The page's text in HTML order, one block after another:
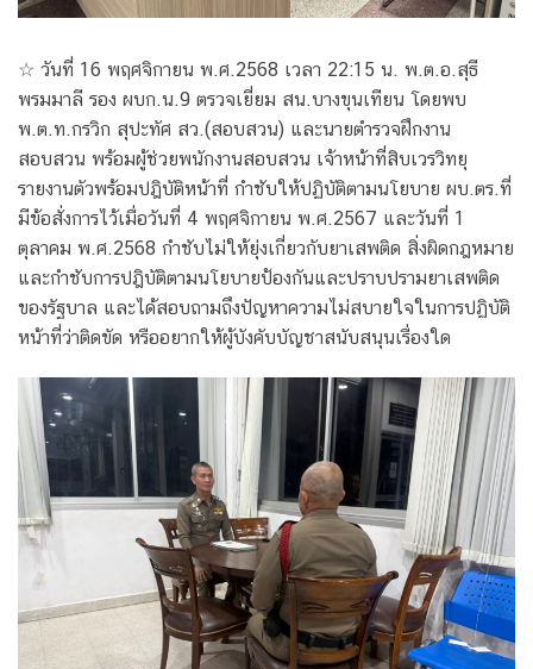
☆ วันที่ 16 พฤศจิกายน พ.ศ.2568 เวลา 22:15 น. พ.ต.อ.สุธี
พรมมาลี รอง ผบก.น.9 ตรวจเยี่ยม สน.บางขุนเทียน โดยพบ
พ.ต.ท.กรวิก สุปะทัศ สว.(สอบสวน) และนายตำรวจฝึกงาน
สอบสวน พร้อมผู้ช่วยพนักงานสอบสวน เจ้าหน้าที่สิบเวรวิทยุ
รายงานตัวพร้อมปฎิบัติหน้าที่ กำชับให้ปฏิบัติตามนโยบาย ผบ.ตร.ที่
มีข้อสั่งการไว้เมื่อวันที่ 4 พฤศจิกายน พ.ศ.2567 และวันที่ 1
ตุลาคม พ.ศ.2568 กำชับไม่ให้ยุ่งเกี่ยวกับยาเสพติด สิ่งผิดกฎหมาย
และกำชับการปฎิบัติตามนโยบายป้องกันและปราบปรามยาเสพติด
ของรัฐบาล และได้สอบถามถึงปัญหาความไม่สบายใจในการปฏิบัติ
หน้าที่ว่าติดขัด หรืออยากให้ผู้บังคับบัญชาสนับสนุนเรื่องใด